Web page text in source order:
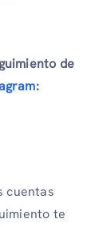
de
:
cuentas
te